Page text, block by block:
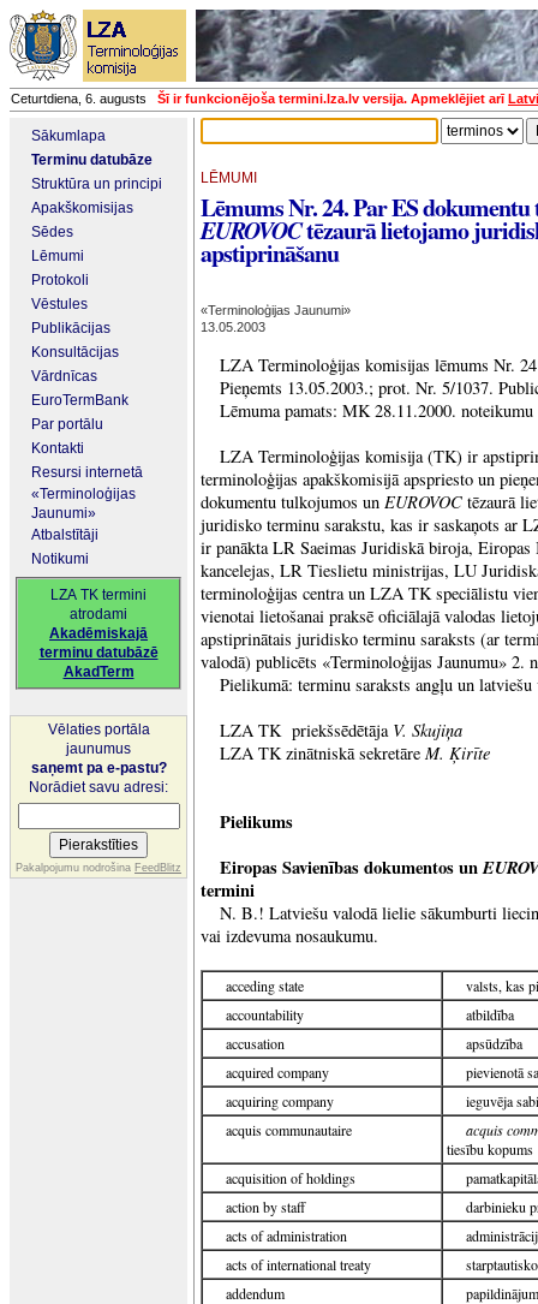
Ceturtdiena, 6. augusts Šī ir funkcionējoša termini.lza.lv versija. Apmeklējiet arī
Sākumlapa
Terminu datubāze
Struktūra un principi
Apakškomisijas
Sēdes
Lēmumi
Protokoli
Vēstules
Publikācijas
Konsultācijas
Vārdnīcas
EuroTermBank
Par portālu
Kontakti
Resursi internetā
«Terminoloģijas
Jaunumi»
Atbalstītāji
Notikumi
LZA TK termini
atrodami
Akadēmiskajā
terminu datubāzē
AkadTerm
Vēlaties portāla
jaunumus
saņemt pa e-pastu?
Norādiet savu adresi:
Pakalpojumu nodrošina FeedBlitz
LĒMUMI
Lēmums Nr. 24. Par ES
EUROVOCtēzaurā lietojamo
apstiprināšanu
«Terminoloģijas Jaunumi»
13.05.2003
LZA Terminoloģijas komisijas lēmums Nr.
Pieņemts 13.05.2003.; prot. Nr. 5/1037.
Lēmuma pamats: MK 28.11.2000.
LZA Terminoloģijas komisija (TK) ir
terminoloģijas apakškomisijā apspriesto un
dokumentu tulkojumos un EUROVOC tēzaurā
juridisko terminu sarakstu, kas ir saskaņots ar
ir panākta LR Saeimas Juridiskā biroja,
kancelejas, LR Tieslietu ministrijas, LU
terminoloģijas centra un LZA TK speciālistu
vienotai lietošanai praksē oficiālajā valodas
apstiprinātais juridisko terminu saraksts (ar
valodā) publicēts «Terminoloģijas Jaunumu»
Pielikumā: terminu saraksts angļu un latviešu
LZA TK priekšsēdētāja V. Skujiņa
LZA TK zinātniskā sekretāre M. Ķirīte
Pielikums
Eiropas Savienības dokumentos un
termini
N. B.! Latviešu valodā lielie sākumburti
vai izdevuma nosaukumu.
acceding state
valsts, kas
accountability
atbildība
accusation
apsūdzība
acquired company
pievienotā
acquiring company
ieguvēja
acquis communautaire
acquis
tiesību kopums
acquisition of holdings
action by staff
darbinieku
acts of administration
acts of international treaty
addendum